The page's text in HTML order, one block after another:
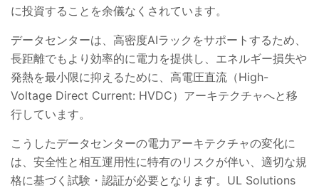
に投資することを余儀なくされています。
データセンターは、高密度AIラックをサポートするため、
長距離でもより効率的に電力を提供し、エネルギー損失や
発熱を最小限に抑えるために、高電圧直流（High-
Voltage Direct Current: HVDC）アーキテクチャへと移
行しています。
こうしたデータセンターの電力アーキテクチャの変化に
は、安全性と相互運用性に特有のリスクが伴い、適切な規
格に基づく試験・認証が必要となります。UL Solutions